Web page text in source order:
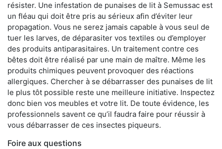
résister. Une infestation de punaises de lit à Semussac est
un fléau qui doit être pris au sérieux afin d’éviter leur
propagation. Vous ne serez jamais capable à vous seul de
tuer les larves, de déparasiter vos textiles ou d’employer
des produits antiparasitaires. Un traitement contre ces
bêtes doit être réalisé par une main de maître. Même les
produits chimiques peuvent provoquer des réactions
allergiques. Chercher à se débarrasser des punaises de lit
le plus tôt possible reste une meilleure initiative. Inspectez
donc bien vos meubles et votre lit. De toute évidence, les
professionnels savent ce qu’il faudra faire pour réussir à
vous débarrasser de ces insectes piqueurs.
Foire aux questions